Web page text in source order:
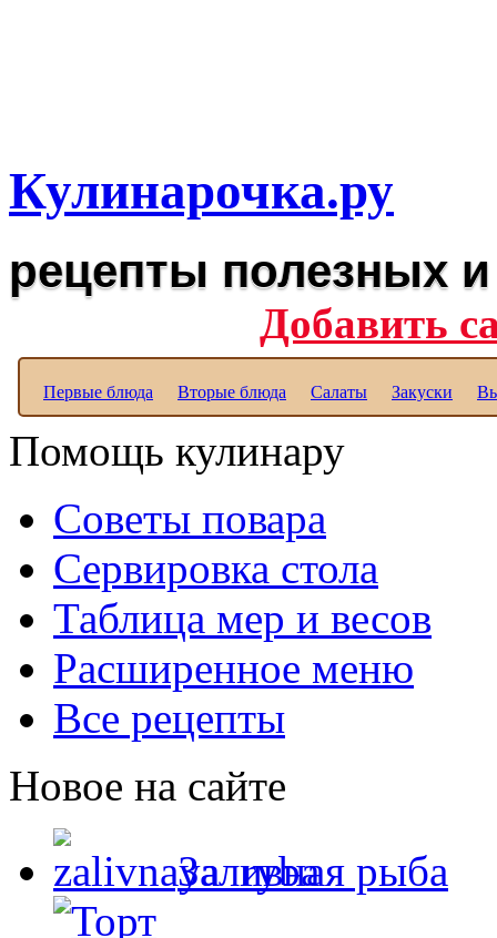
Кулинарочка.ру
рецепты полезных
Добавить
Первые блюда Вторые блюда Салаты Закуски
Помощь кулинару
Советы повара
Сервировка стола
Таблица мер и весов
Расширенное меню
Все рецепты
Новое на сайте
Заливная рыба